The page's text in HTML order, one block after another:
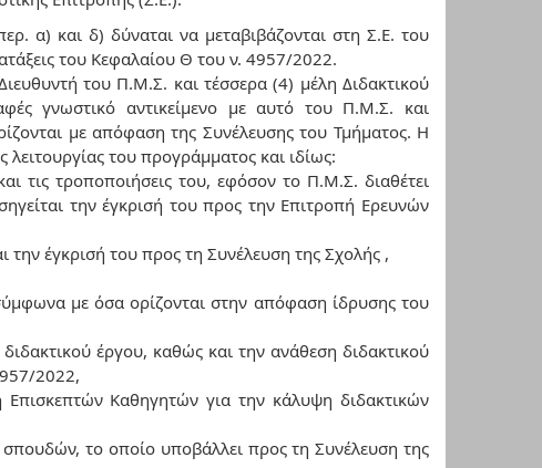
α) και δ) δύναται να μεταβιβάζονται στη Σ.Ε. του
του Κεφαλαίου Θ του ν. 4957/2022.
του Π.Μ.Σ. και τέσσερα (4) μέλη Διδακτικού
γνωστικό αντικείμενο με αυτό του Π.Μ.Σ. και
με απόφαση της Συνέλευσης του Τμήματος. Η
του προγράμματος και ιδίως:
τις τροποποιήσεις του, εφόσον το Π.Μ.Σ. διαθέτει
την έγκρισή του προς την Επιτροπή Ερευνών
την έγκρισή του προς τη Συνέλευση της Σχολής ,
με όσα ορίζονται στην απόφαση ίδρυσης του
έργου, καθώς και την ανάθεση διδακτικού
2022,
Καθηγητών για την κάλυψη διδακτικών
το οποίο υποβάλλει προς τη Συνέλευση της